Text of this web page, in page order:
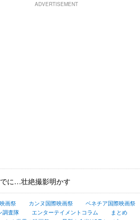
ADVERTISEMENT
に…壮絶撮影明かす
画祭 カンヌ国際映画祭 ベネチア国際映画祭
調査隊 エンターテイメントコラム
まとめ